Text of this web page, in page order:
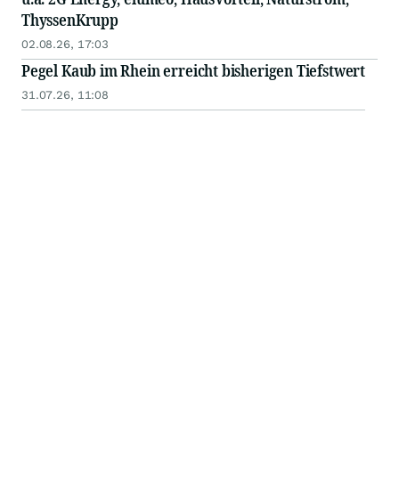
ThyssenKrupp
02.08.26, 17:03
Pegel Kaub im Rhein erreicht bisherigen Tiefstwert
31.07.26, 11:08